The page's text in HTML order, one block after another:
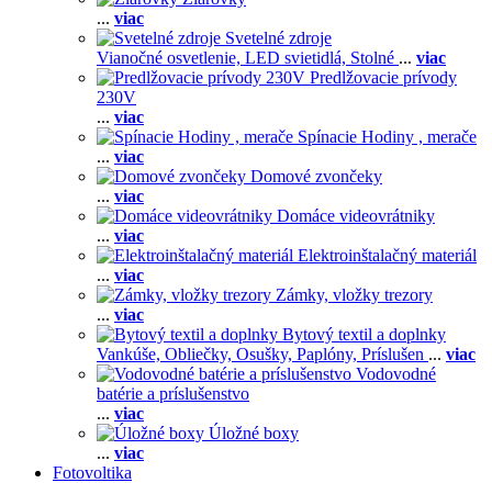
... viac
Svetelné zdroje
Vianočné osvetlenie, LED svietidlá, Stolné ... viac
Predlžovacie prívody
230V
... viac
Spínacie Hodiny , merače
... viac
Domové zvončeky
... viac
Domáce videovrátniky
... viac
Elektroinštalačný materiál
... viac
Zámky, vložky trezory
... viac
Bytový textil a doplnky
Vankúše, Obliečky, Osušky, Paplóny, Príslušen ... viac
Vodovodné
batérie a príslušenstvo
... viac
Úložné boxy
... viac
Fotovoltika